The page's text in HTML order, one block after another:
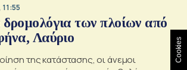
των πλοίων από
Λαύριο
της κατάστασης, οι άνεμοι
Cookies